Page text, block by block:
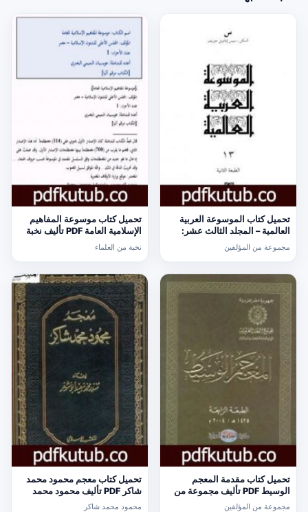
تحميل كتاب الموسوعة العربية
العالمية – المجلد الثالث عشر:
السكن – سييس إيمانويل جوزيف
PDF تأليف مجموعة من المؤلفين
مجموعة من المؤلفين
تحميل كتاب موسوعة المفاهيم
الإسلامية العامة PDF تأليف نخبة
من العلماء مجانا [كامل]
نخبة من العلماء
تحميل كتاب مقدمة المعجم
الوسيط PDF تأليف مجموعة من
المؤلفين مجانا [كامل]
مجموعة من المؤلفين
تحميل كتاب معجم محمود محمد
شاكر PDF تأليف محمود محمد
شاكر مجانا [كامل]
محمود محمد شاكر